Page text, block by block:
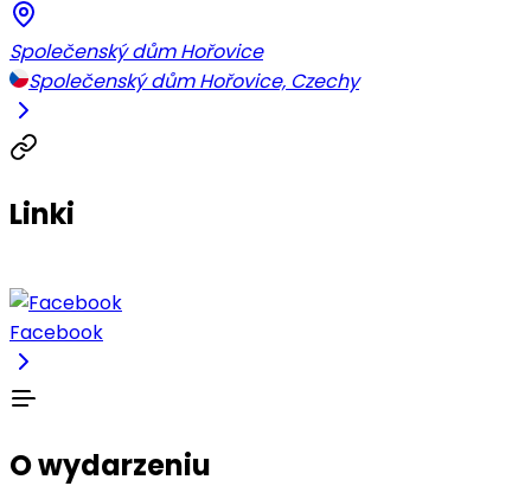
Společenský dům Hořovice
Společenský dům Hořovice, Czechy
Linki
Facebook
O wydarzeniu